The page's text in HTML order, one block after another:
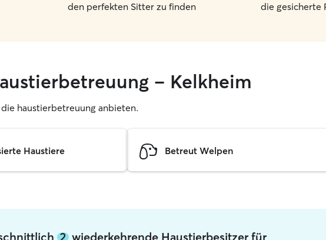
den perfekten Sitter zu finden
die gesicherte
– Kelkheim
haustierbetreuung anbieten.
Haustiere Betreut Welpen
2wiederkehrende Haustierbesitzer für